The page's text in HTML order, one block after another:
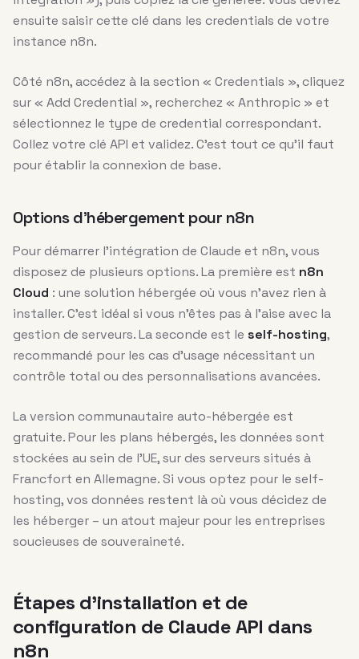
ensuite saisir cette clé dans les credentials de votre
instance n8n.
Côté n8n, accédez à la section « Credentials », cliquez
sur « Add Credential », recherchez « Anthropic » et
sélectionnez le type de credential correspondant.
Collez votre clé API et validez. C’est tout ce qu’il faut
pour établir la connexion de base.
Options d’hébergement pour n8n
Pour démarrer l’intégration de Claude et n8n, vous
disposez de plusieurs options. La première est n8n
Cloud : une solution hébergée où vous n’avez rien à
installer. C’est idéal si vous n’êtes pas à l’aise avec la
gestion de serveurs. La seconde est le self-hosting,
recommandé pour les cas d’usage nécessitant un
contrôle total ou des personnalisations avancées.
La version communautaire auto-hébergée est
gratuite. Pour les plans hébergés, les données sont
stockées au sein de l’UE, sur des serveurs situés à
Francfort en Allemagne. Si vous optez pour le self-
hosting, vos données restent là où vous décidez de
les héberger – un atout majeur pour les entreprises
soucieuses de souveraineté.
Étapes d’installation et de
configuration de Claude API dans
n8n